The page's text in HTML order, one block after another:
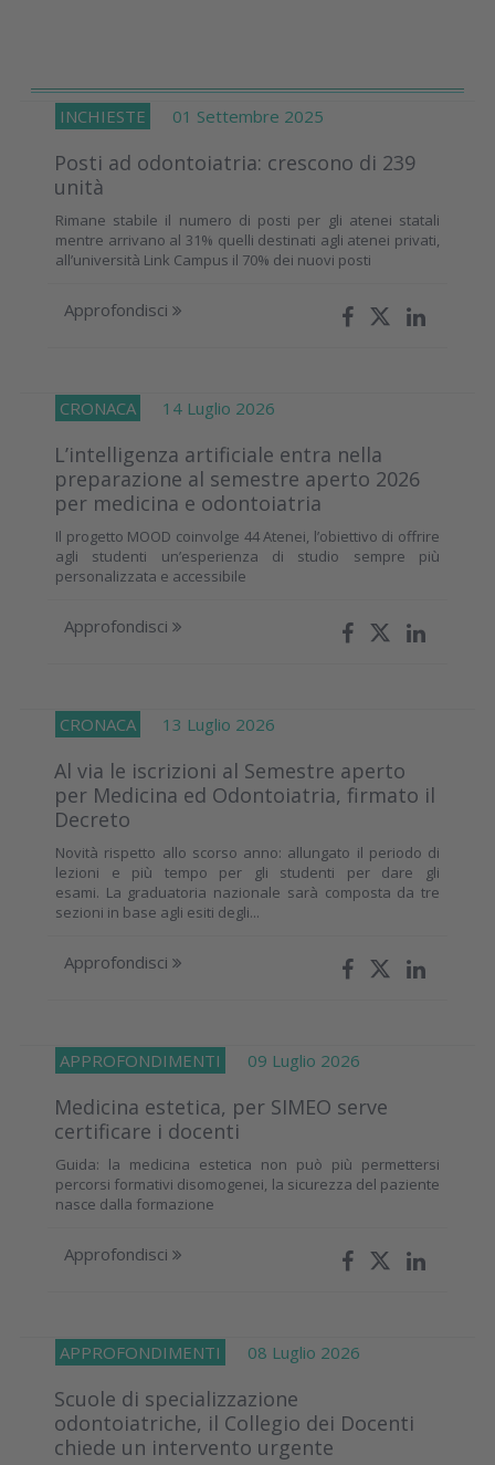
INCHIESTE 01 Settembre 2025
Posti ad odontoiatria: crescono di 239
unità
Rimane stabile il numero di posti per gli atenei statali
mentre arrivano al 31% quelli destinati agli atenei privati,
all’università Link Campus il 70% dei nuovi posti
Approfondisci
CRONACA 14 Luglio 2026
L’intelligenza artificiale entra nella
preparazione al semestre aperto 2026
per medicina e odontoiatria
Il progetto MOOD coinvolge 44 Atenei, l’obiettivo di offrire
agli studenti un’esperienza di studio sempre più
personalizzata e accessibile
Approfondisci
CRONACA 13 Luglio 2026
Al via le iscrizioni al Semestre aperto
per Medicina ed Odontoiatria, firmato il
Decreto
Novità rispetto allo scorso anno: allungato il periodo di
lezioni e più tempo per gli studenti per dare gli
esami. La graduatoria nazionale sarà composta da tre
sezioni in base agli esiti degli...
Approfondisci
APPROFONDIMENTI 09 Luglio 2026
Medicina estetica, per SIMEO serve
certificare i docenti
Guida: la medicina estetica non può più permettersi
percorsi formativi disomogenei, la sicurezza del paziente
nasce dalla formazione
Approfondisci
APPROFONDIMENTI 08 Luglio 2026
Scuole di specializzazione
odontoiatriche, il Collegio dei Docenti
chiede un intervento urgente